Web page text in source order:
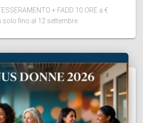
+ FADD 10 ORE a €
solo fino al 12 settembre.